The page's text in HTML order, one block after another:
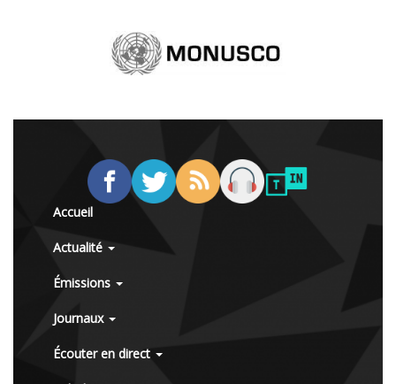
Accueil
Actualité
Émissions
Journaux
Écouter en direct